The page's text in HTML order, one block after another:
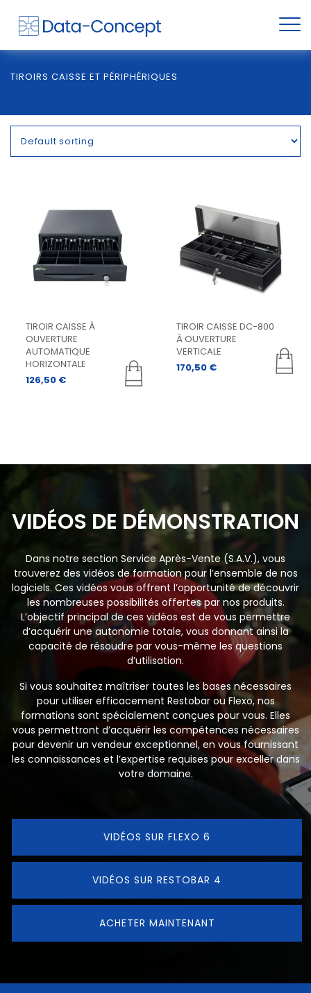
TIROIRS CAISSE ET PÉRIPHÉRIQUES
TIROIR CAISSE À
OUVERTURE
AUTOMATIQUE
HORIZONTALE
126,50 €
TIROIR CAISSE DC-800
À OUVERTURE
VERTICALE
170,50 €
VIDÉOS DE DÉMONSTRATION
Dans notre section Service Après-Vente (S.A.V.), vous
trouverez des vidéos de formation pour l’ensemble de nos
logiciels. Ces vidéos vous offrent l’opportunité de découvrir
les nombreuses possibilités offertes par nos produits.
L’objectif principal de ces vidéos est de vous permettre
d’acquérir une autonomie totale, vous donnant ainsi la
capacité de résoudre par vous-même les questions
d’utilisation.
Si vous souhaitez maîtriser toutes les bases nécessaires
pour utiliser efficacement Restobar ou Flexo, nos
formations sont spécialement conçues pour vous. Elles
vous permettront d’acquérir les compétences nécessaires
pour devenir un vendeur exceptionnel, en vous fournissant
les connaissances et l’expertise requises pour exceller dans
votre domaine.
VIDÉOS SUR FLEXO 6
VIDÉOS SUR RESTOBAR 4
ACHETER MAINTENANT